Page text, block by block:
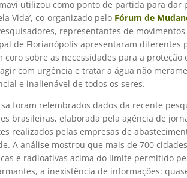
utilizou como ponto de partida para dar
Vida’, co-organizado pelo Fórum de
representantes de
de Florianópolis apresentaram diferentes
coro sobre as necessidades para a proteção
com urgência e tratar a água não
e inalienável de todos os seres.
foram relembrados dados da recente
brasileiras, elaborada pela agência de
realizados pelas empresas de
A análise mostrou que mais de 700
e radioativas acima do limite permitido
a inexistência de informações: